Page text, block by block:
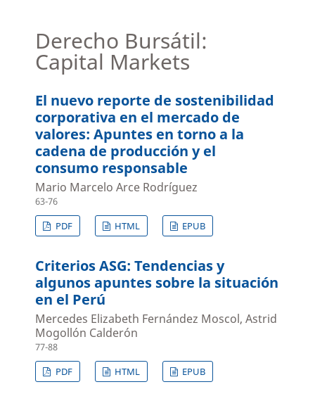
Derecho Bursátil:
Capital Markets
El nuevo reporte de sostenibilidad
corporativa en el mercado de
valores: Apuntes en torno a la
cadena de producción y el
consumo responsable
Mario Marcelo Arce Rodríguez
63-76
PDF
HTML EPUB
Criterios ASG: Tendencias y
algunos apuntes sobre la situación
en el Perú
Mercedes Elizabeth Fernández Moscol, Astrid
Mogollón Calderón
77-88
PDF
HTML EPUB